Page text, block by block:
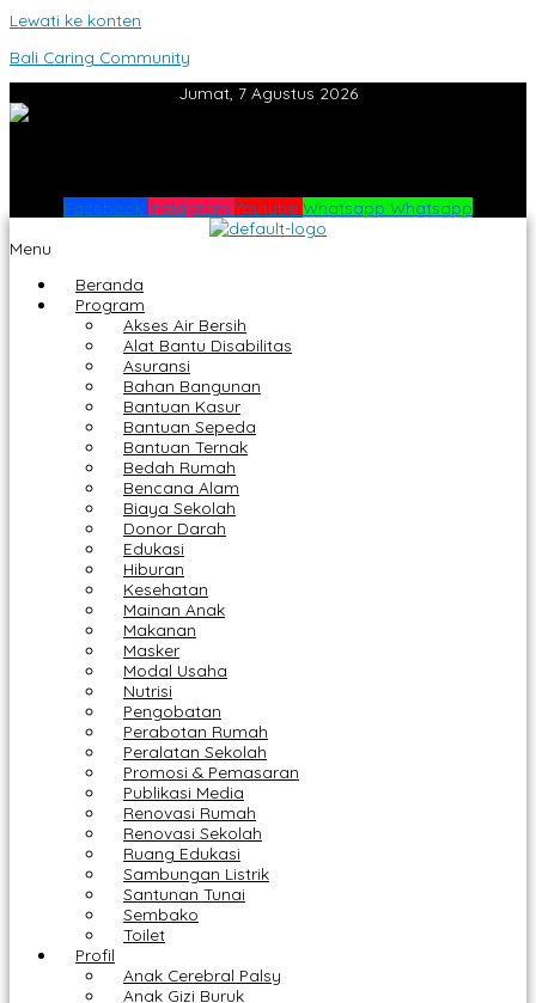
Lewati ke konten
Bali Caring Community
Jumat, 7 Agustus 2026
Facebook Instagram Youtube Whatsapp Whatsapp
Menu
Beranda
Program
Akses Air Bersih
Alat Bantu Disabilitas
Asuransi
Bahan Bangunan
Bantuan Kasur
Bantuan Sepeda
Bantuan Ternak
Bedah Rumah
Bencana Alam
Biaya Sekolah
Donor Darah
Edukasi
Hiburan
Kesehatan
Mainan Anak
Makanan
Masker
Modal Usaha
Nutrisi
Pengobatan
Perabotan Rumah
Peralatan Sekolah
Promosi & Pemasaran
Publikasi Media
Renovasi Rumah
Renovasi Sekolah
Ruang Edukasi
Sambungan Listrik
Santunan Tunai
Sembako
Toilet
Profil
Anak Cerebral Palsy
Anak Gizi Buruk